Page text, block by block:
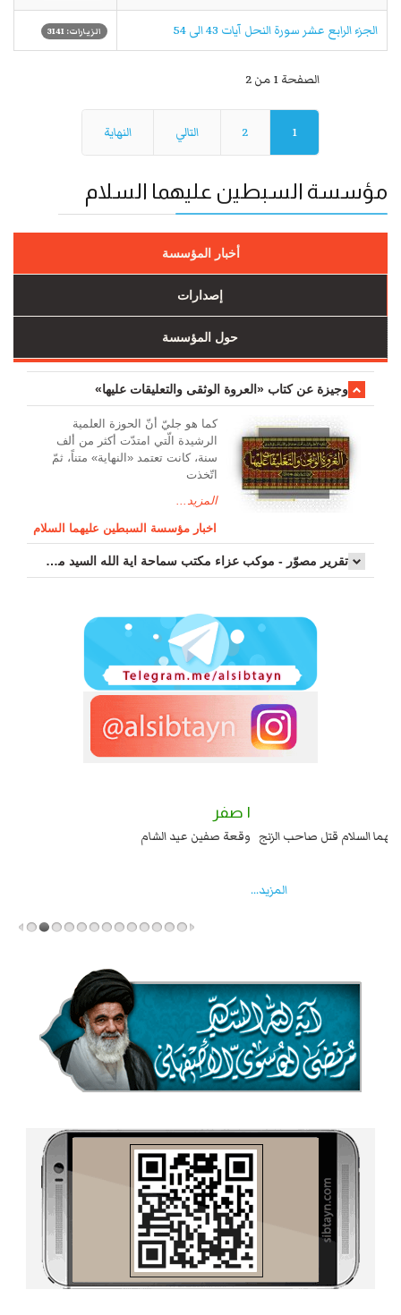
الجزء الرابع عشر سورة النحل آیات 43 الى 54 الزيارات: 3141
الصفحة 1 من 2
1
2 التالي النهاية
مؤسسة السبطين عليهما السلام
أخبار المؤسسة
إصدارات
حول المؤسسة
وجیزة عن کتاب «العروة الوثقی والتعلیقات علیها»
کما هو جليّ أنّ الحوزة العلمیة
الرشیدة الّتي امتدّت أكثر من ألف
سنة، كانت تعتمد «النهاية» متناً، ثمّ
اتّخذت
المزيد...
اخبار مؤسسة السبطين عليهما السلام
تقرير مصوّر - موكب عزاء مکتب سماحة اية الله السيد مرتضى الموسوي الاصفهاني في يوم إستشهاد السيدة فاطم...
السبايا عند يزيد شهادة زيد بن علي بن الحسين عليهما السلام قتل صاحب الزنج